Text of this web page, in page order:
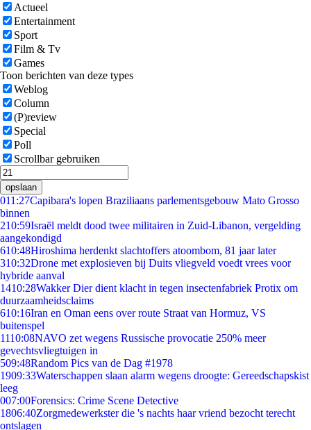
Actueel
Entertainment
Sport
Film & Tv
Games
Toon berichten van deze types
Weblog
Column
(P)review
Special
Poll
Scrollbar gebruiken
opslaan
011:27Capibara's lopen Braziliaans parlementsgebouw Mato Grosso
binnen
210:59Israël meldt dood twee militairen in Zuid-Libanon, vergelding
aangekondigd
610:48Hiroshima herdenkt slachtoffers atoombom, 81 jaar later
310:32Drone met explosieven bij Duits vliegveld voedt vrees voor
hybride aanval
1410:28Wakker Dier dient klacht in tegen insectenfabriek Protix om
duurzaamheidsclaims
610:16Iran en Oman eens over route Straat van Hormuz, VS
buitenspel
1110:08NAVO zet wegens Russische provocatie 250% meer
gevechtsvliegtuigen in
509:48Random Pics van de Dag #1978
1909:33Waterschappen slaan alarm wegens droogte: Gereedschapskist
leeg
007:00Forensics: Crime Scene Detective
1806:40Zorgmedewerkster die 's nachts haar vriend bezocht terecht
ontslagen